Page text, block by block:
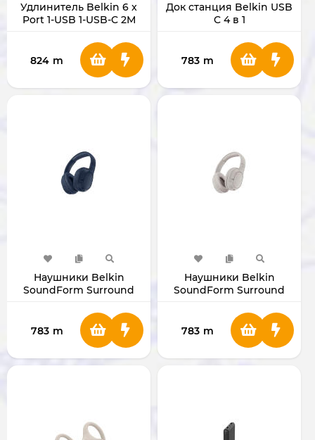
Удлинитель Belkin 6 x
Port 1-USB 1-USB-C 2М
824 m
Док станция Belkin USB
C 4 в 1
783 m
Наушники Belkin
SoundForm Surround
783 m
Наушники Belkin
SoundForm Surround
783 m